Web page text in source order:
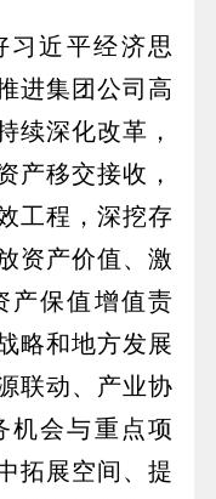
近平经济思
进集团公司高
续深化改革，
产移交接收，
工程，深挖存
资产价值、激
产保值增值责
略和地方发展
联动、产业协
机会与重点项
拓展空间、提